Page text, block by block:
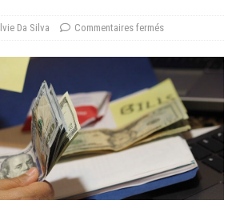
Da Silva Commentaires fermés